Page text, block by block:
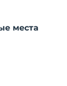
места